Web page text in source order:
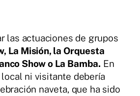
las actuaciones de grupos
La Misión, la Orquesta
Show o La Bamba. En
ni visitante debería
naveta, que ha sido